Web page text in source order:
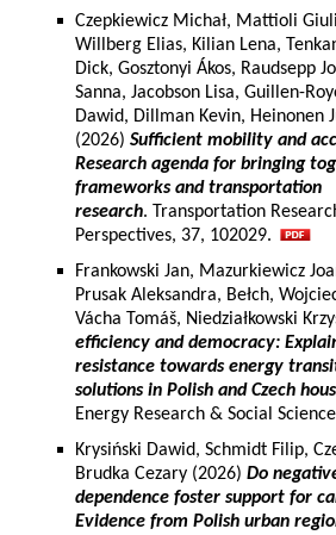
Czepkiewicz Michał, Mattioli
Willberg Elias, Kilian Lena,
Dick, Gosztonyi Ákos, Raudsepp
Sanna, Jacobson Lisa, Guillen-
Dawid, Dillman Kevin, Heinonen
(2026) Sufficient mobility and
Research agenda for bringing
frameworks and transportation
research. Transportation
Perspectives, 37, 102029.
Frankowski Jan, Mazurkiewicz
Prusak Aleksandra, Bełch,
Vácha Tomáš, Niedziałkowski
efficiency and democracy:
resistance towards energy
solutions in Polish and Czech
Energy Research & Social
Krysiński Dawid, Schmidt Filip,
Brudka Cezary (2026) Do
dependence foster support for
Evidence from Polish urban